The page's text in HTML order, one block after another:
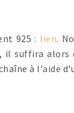
925 : lien.
il suffira alors
à l'aide